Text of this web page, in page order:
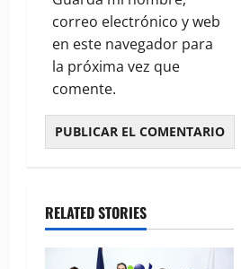
correo electrónico y web
en este navegador para
la próxima vez que
comente.
RELATED STORIES